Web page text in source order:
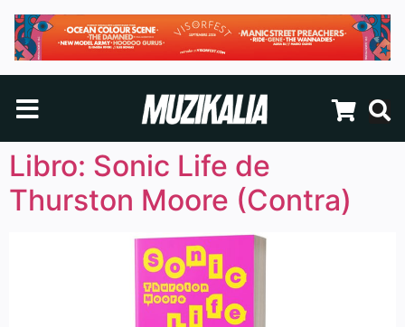
Libro: Sonic Life de
Thurston Moore (Contra)